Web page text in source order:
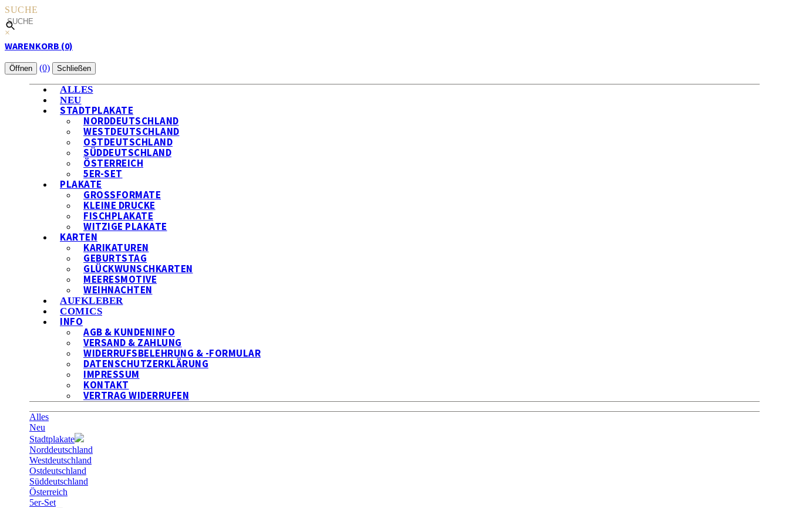
SUCHE
×
WARENKORB (0)
Öffnen (0) Schließen
ALLES
NEU
STADTPLAKATE
NORDDEUTSCHLAND
WESTDEUTSCHLAND
OSTDEUTSCHLAND
SÜDDEUTSCHLAND
ÖSTERREICH
5ER-SET
PLAKATE
GROSSFORMATE
KLEINE DRUCKE
FISCHPLAKATE
WITZIGE PLAKATE
KARTEN
KARIKATUREN
GEBURTSTAG
GLÜCKWUNSCHKARTEN
MEERESMOTIVE
WEIHNACHTEN
AUFKLEBER
COMICS
INFO
AGB & KUNDENINFO
VERSAND & ZAHLUNG
WIDERRUFSBELEHRUNG & -FORMULAR
DATENSCHUTZERKLÄRUNG
IMPRESSUM
KONTAKT
VERTRAG WIDERRUFEN
Alles
Neu
Stadtplakate
Norddeutschland
Westdeutschland
Ostdeutschland
Süddeutschland
Österreich
5er-Set